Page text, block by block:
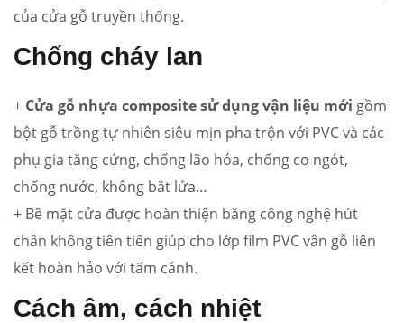
của cửa gỗ truyền thống.
Chống cháy lan
+ Cửa gỗ nhựa composite sử dụng vận liệu mới gồm
bột gỗ trồng tự nhiên siêu mịn pha trộn với PVC và các
phụ gia tăng cứng, chống lão hóa, chống co ngót,
chống nước, không bắt lửa…
+ Bề mặt cửa được hoàn thiện bằng công nghệ hút
chân không tiên tiến giúp cho lớp film PVC vân gỗ liên
kết hoàn hảo với tấm cánh.
Cách âm, cách nhiệt